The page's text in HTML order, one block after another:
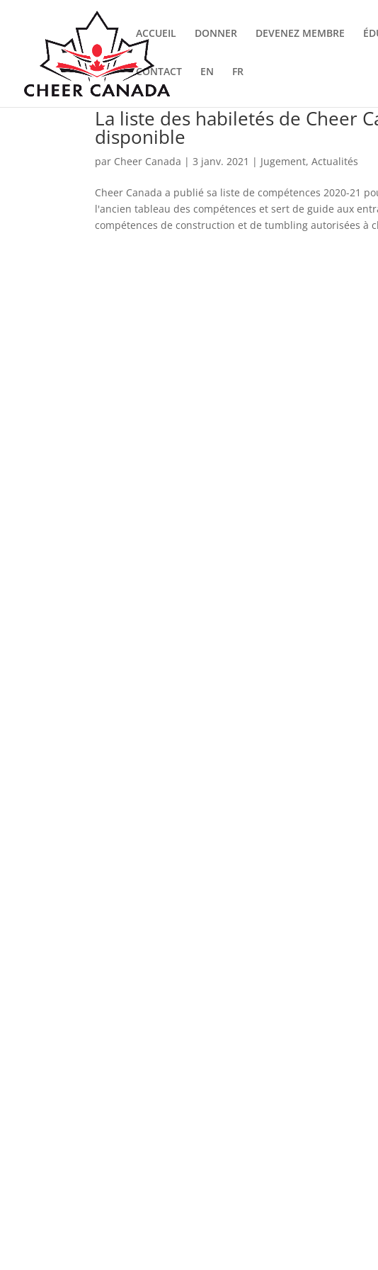
ACCUEIL DONNER DEVENEZ MEMBRE
CONTACT EN FR
La liste des habiletés de Cheer
disponible
par Cheer Canada |3 janv. 2021 | Jugement,Actualités
Cheer Canada a publié sa liste de compétences 2020-21
l'ancien tableau des compétences et sert de guide aux
compétences de construction et de tumbling autorisées à